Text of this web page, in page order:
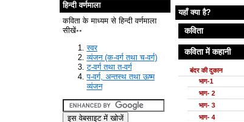
हिन्दी वर्णमाला
कविता के माध्यम से हिन्दी वर्णमाला
सीखें॰॰
स्वर
व्यंजन (क-वर्ग तथा च-वर्ग)
ट-वर्ग तथा त-वर्ग
प-वर्ग, अन्तस्थ तथा ऊष्म
व्यंजन
यहाँ क्या है?
कविता
कविता में कहानी
बंदर की दुकान
भाग-1
भाग- 2
भाग- 3
भाग- 4